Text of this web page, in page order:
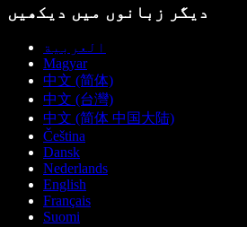
دیگر زبانوں میں دیکھیں
العربية
Magyar
中文 (简体)
中文 (台灣)
中文 (简体 中国大陆)
Čeština
Dansk
Nederlands
English
Français
Suomi